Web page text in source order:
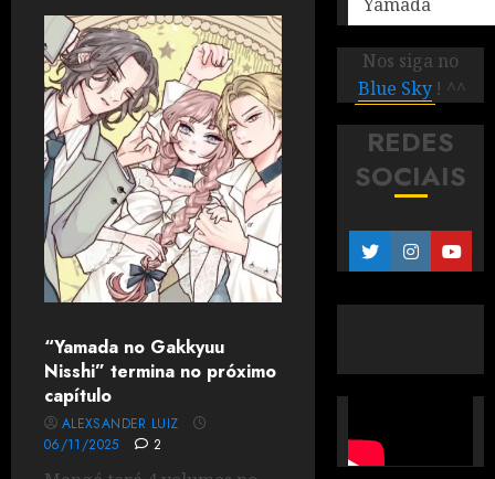
“Yamada no Gakkyuu
Nisshi” termina no próximo
capítulo
ALEXSANDER LUIZ
06/11/2025
2
Nos siga no
Blue Sky ! ^^
REDES
SOCIAIS